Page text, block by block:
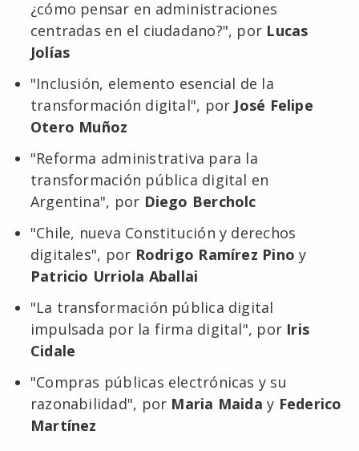
¿cómo pensar en administraciones
centradas en el ciudadano?", por Lucas
Jolías
"Inclusión, elemento esencial de la
transformación digital", por José Felipe
Otero Muñoz
"Reforma administrativa para la
transformación pública digital en
Argentina", por Diego Bercholc
"Chile, nueva Constitución y derechos
digitales", por Rodrigo Ramírez Pino y
Patricio Urriola Aballai
"La transformación pública digital
impulsada por la firma digital", por Iris
Cidale
"Compras públicas electrónicas y su
razonabilidad", por Maria Maida y Federico
Martínez